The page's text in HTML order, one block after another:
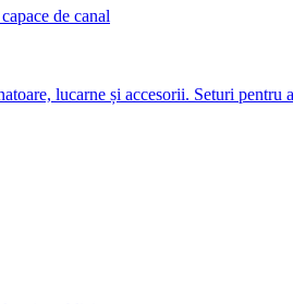
de canal
lucarne și accesorii. Seturi pentru